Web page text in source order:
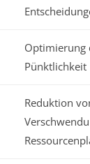
Optimierung
Pünktlichkeit
Reduktion